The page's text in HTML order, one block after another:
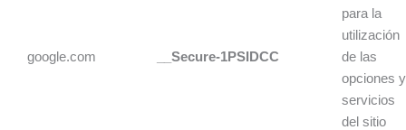
google.com __Secure-1PSIDCC
para la
utilización
de las
opciones y
servicios
del sitio